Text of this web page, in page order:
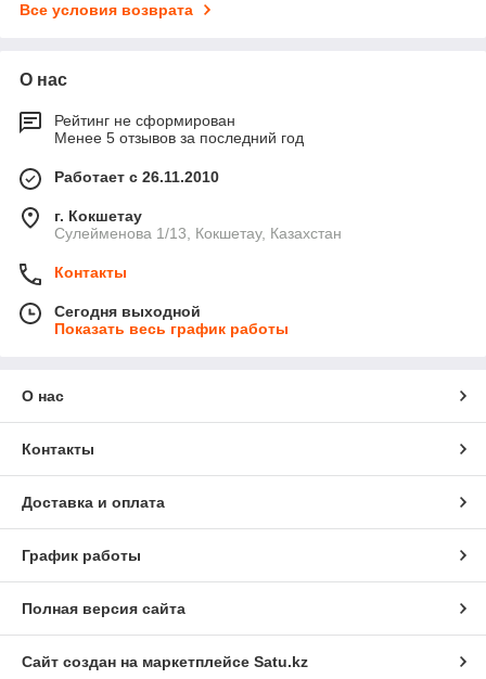
Все условия возврата
О нас
Рейтинг не сформирован
Менее 5 отзывов за последний год
Работает с 26.11.2010
г. Кокшетау
Сулейменова 1/13, Кокшетау, Казахстан
Контакты
Сегодня выходной
Показать весь график работы
О нас
Контакты
Доставка и оплата
График работы
Полная версия сайта
Сайт создан на маркетплейсе Satu.kz